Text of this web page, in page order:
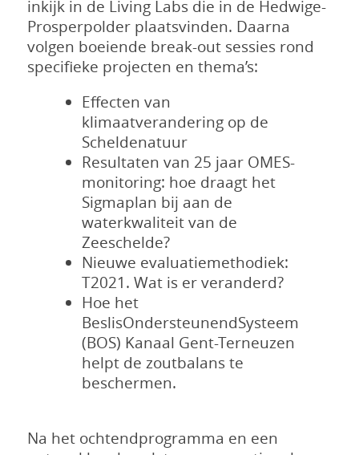
inkijk in de Living Labs die in de Hedwige-
Prosperpolder plaatsvinden. Daarna
volgen boeiende break-out sessies rond
specifieke projecten en thema’s:
Effecten van
klimaatverandering op de
Scheldenatuur
Resultaten van 25 jaar OMES-
monitoring: hoe draagt het
Sigmaplan bij aan de
waterkwaliteit van de
Zeeschelde?
Nieuwe evaluatiemethodiek:
T2021. Wat is er veranderd?
Hoe het
BeslisOndersteunendSysteem
(BOS) Kanaal Gent-Terneuzen
helpt de zoutbalans te
beschermen.
Na het ochtendprogramma en een